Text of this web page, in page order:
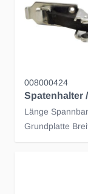
008000424
Spatenhalter
Länge
Grundplatte